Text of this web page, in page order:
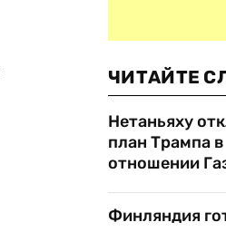
ЧИТАЙТЕ
Нетаньяху
план Трампа в
отношении
Финляндия